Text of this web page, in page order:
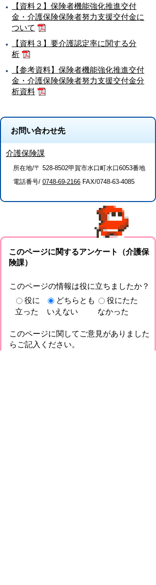
【資料２】保険者機能強化推進交付
金・介護保険保険者努力支援交付金に
ついて
【資料３】要介護認定率に関する分
析
【参考資料】保険者機能強化推進交付
金・介護保険保険者努力支援交付金分
析資料
お問い合わせ先
介護保険課
所在地/〒 528-8502甲賀市水口町水口6053番地
電話番号/ 0748-69-2166 FAX/0748-63-4085
このページに関するアンケート（介護保
険課）
このページの情報は役に立ちましたか？
役に
立った
どちらとも
いえない
役にたた
なかった
このページに関してご意見がありました
らご記入ください。